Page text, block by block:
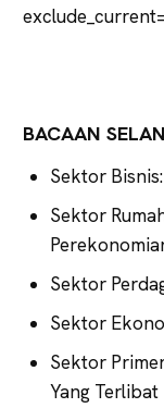
BACAAN
Sektor
Sektor
Sektor
Sektor
Sektor
Yang Terlibat